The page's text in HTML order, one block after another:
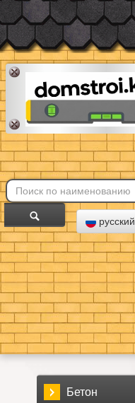
русский
Бетон